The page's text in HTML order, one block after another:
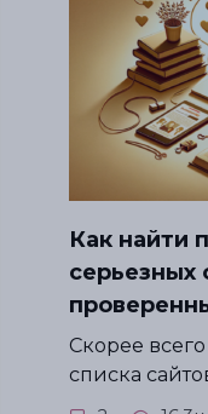
Как найти
серьезных
Скорее
списка